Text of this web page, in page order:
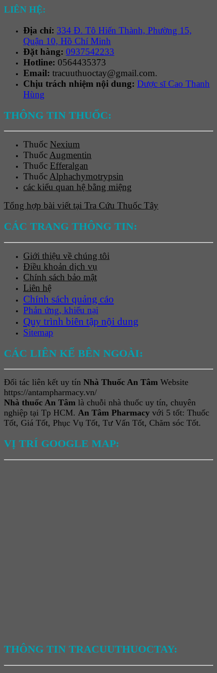
LIÊN HỆ:
Địa chỉ: 334 Đ. Tô Hiến Thành, Phường 15,
Quận 10, Hồ Chí Minh
Đặt hàng: 0937542233
Hotline: 0564435373
Email: tracuuthuoctay@gmail.com.
Chịu trách nhiệm nội dung: Dược sĩ Cao Thanh
Hùng
THÔNG TIN THUỐC:
Thuốc Nexium
ThuốcAugmentin
Thuốc Efferalgan
ThuốcAlphachymotrypsin
các kiểu quan hệ bằng miệng
Tổng hợp bài viết tại Tra Cứu Thuốc Tây
CÁC TRANG THÔNG TIN:
Giới thiệu về chúng tôi
Điều khoản dịch vụ
Chính sách bảo mật
Liên hệ
Chính sách quảng cáo
Phản ứng, khiếu nại
Quy trình biên tập nội dung
Sitemap
CÁC LIÊN KẾ BÊN NGOÀI:
Đối tác liên kết uy tín Nhà Thuốc An Tâm Website
https://antampharmacy.vn/
Nhà thuốc An Tâm là chuỗi nhà thuốc uy tín, chuyên
nghiệp tại Tp HCM. An Tâm Pharmacy với 5 tốt: Thuốc
Tốt, Giá Tốt, Phục Vụ Tốt, Tư Vấn Tốt, Chăm sóc Tốt.
VỊ TRÍ GOOGLE MAP:
THÔNG TIN TRACUUTHUOCTAY: